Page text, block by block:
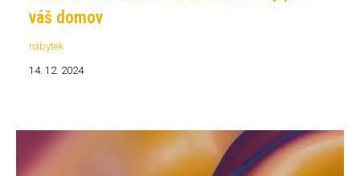
váš domov
nábytek
14. 12. 2024